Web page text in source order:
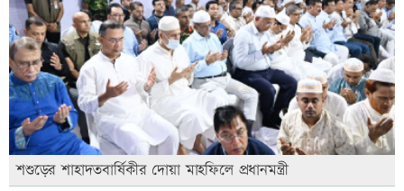
শশুড়ের শাহাদতবার্ষিকীর দোয়া মাহফিলে প্রধানমন্ত্রী